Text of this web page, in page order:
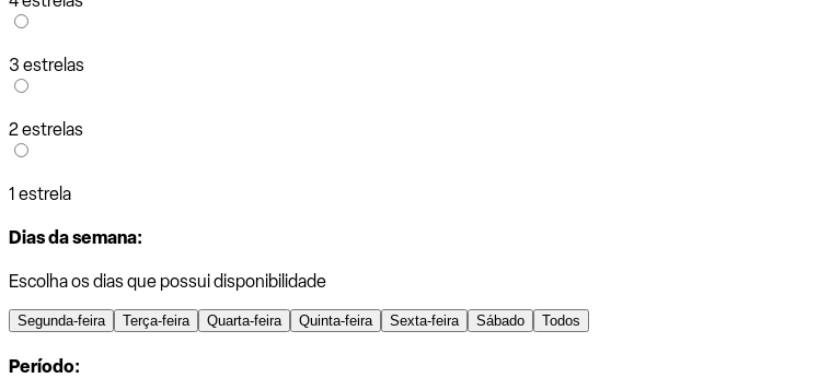
3 estrelas
2 estrelas
1 estrela
Dias da semana:
Escolha os dias que possui disponibilidade
Segunda-feira Terça-feira Quarta-feira Quinta-feira Sexta-feira Sábado Todos
Período: